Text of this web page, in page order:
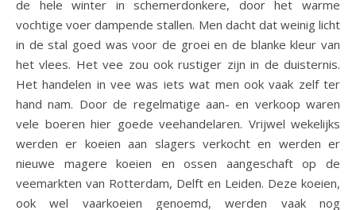
de hele winter in schemerdonkere, door het warme
vochtige voer dampende stallen. Men dacht dat weinig licht
in de stal goed was voor de groei en de blanke kleur van
het vlees. Het vee zou ook rustiger zijn in de duisternis.
Het handelen in vee was iets wat men ook vaak zelf ter
hand nam. Door de regelmatige aan- en verkoop waren
vele boeren hier goede veehandelaren. Vrijwel wekelijks
werden er koeien aan slagers verkocht en werden er
nieuwe magere koeien en ossen aangeschaft op de
veemarkten van Rotterdam, Delft en Leiden. Deze koeien,
ook wel vaarkoeien genoemd, werden vaak nog